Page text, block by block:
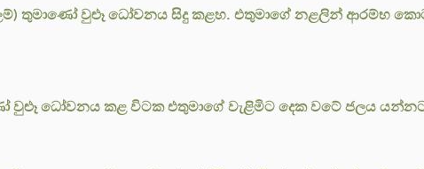
තුමාණෝ වුළූ ධෝවනය සිදු කළහ. එතුමාගේ නළලින් ආරම්භ කොට
වුළූ ධෝවනය කළ විටක එතුමාගේ වැළිමිට දෙක වටේ ජලය